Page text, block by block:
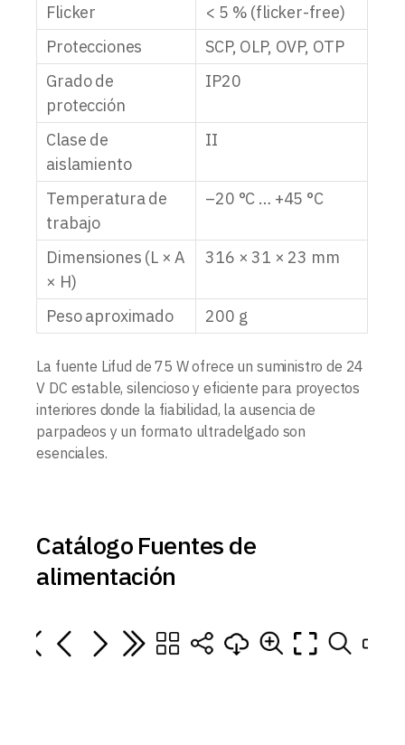
Flicker
< 5 % (flicker-free)
Protecciones
SCP, OLP, OVP, OTP
Grado de
protección
IP20
Clase de
aislamiento
II
Temperatura de
trabajo
–20 °C … +45 °C
Dimensiones (L × A
× H)
316 × 31 × 23 mm
Peso aproximado 200 g
La fuente Lifud de 75 W ofrece un suministro de 24
V DC estable, silencioso y eficiente para proyectos
interiores donde la fiabilidad, la ausencia de
parpadeos y un formato ultradelgado son
esenciales.
Catálogo Fuentes de
alimentación